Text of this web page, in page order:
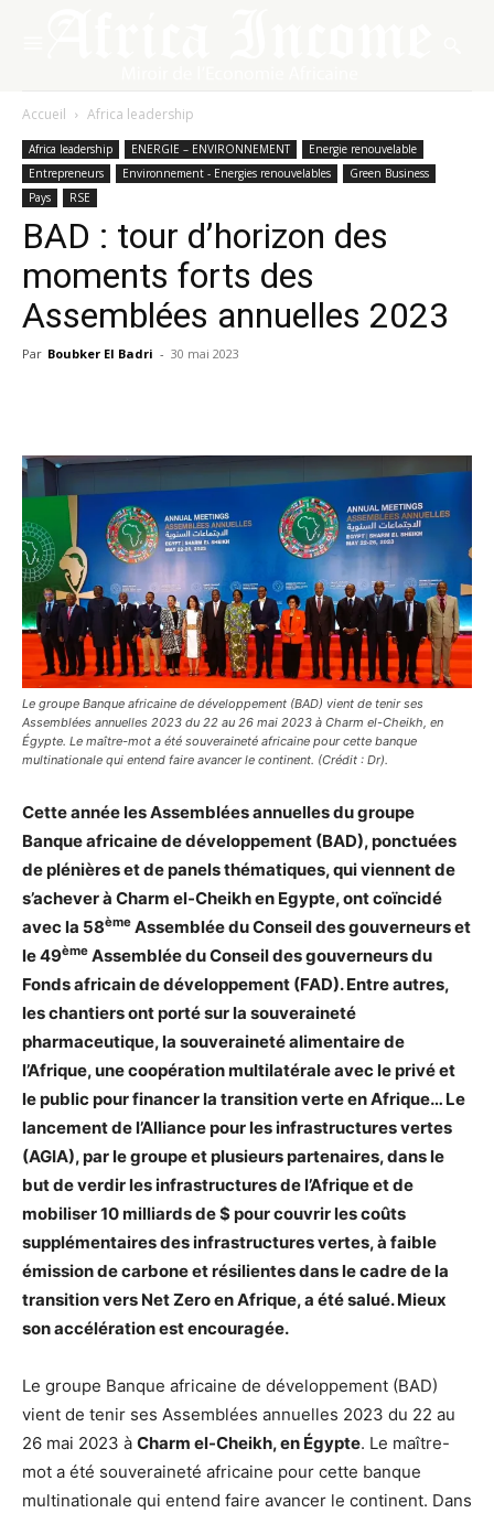
Accueil Africa leadership
Africa leadership ENERGIE – ENVIRONNEMENT
Energie renouvelable
Entrepreneurs
Environnement - Energies renouvelables
Green Business
Pays
RSE
BAD : tour d’horizon des
moments forts des
Assemblées annuelles 2023
Par Boubker El Badri - 30 mai 2023
Le groupe Banque africaine de développement (BAD) vient de tenir ses
Assemblées annuelles 2023 du 22 au 26 mai 2023 à Charm el-Cheikh, en
Égypte. Le maître-mot a été souveraineté africaine pour cette banque
multinationale qui entend faire avancer le continent. (Crédit : Dr).
Cette année les Assemblées annuelles du groupe
Banque africaine de développement (BAD), ponctuées
de plénières et de panels thématiques, qui viennent de
s’achever à Charm el-Cheikh en Egypte, ont coïncidé
avec la 58ème Assemblée du Conseil des gouverneurs et
le 49ème Assemblée du Conseil des gouverneurs du
Fonds africain de développement (FAD). Entre autres,
les chantiers ont porté sur la souveraineté
pharmaceutique, la souveraineté alimentaire de
l’Afrique, une coopération multilatérale avec le privé et
le public pour financer la transition verte en Afrique… Le
lancement de l’Alliance pour les infrastructures vertes
(AGIA), par le groupe et plusieurs partenaires, dans le
but de verdir les infrastructures de l’Afrique et de
mobiliser 10 milliards de $ pour couvrir les coûts
supplémentaires des infrastructures vertes, à faible
émission de carbone et résilientes dans le cadre de la
transition vers Net Zero en Afrique, a été salué. Mieux
son accélération est encouragée.
Le groupe Banque africaine de développement (BAD)
vient de tenir ses Assemblées annuelles 2023 du 22 au
26 mai 2023 à Charm el-Cheikh, en Égypte. Le maître-
mot a été souveraineté africaine pour cette banque
multinationale qui entend faire avancer le continent. Dans